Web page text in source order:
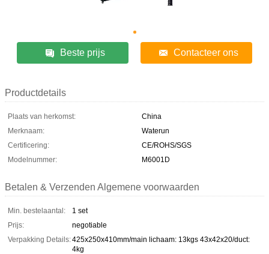
Beste prijs Contacteer ons
Productdetails
Plaats van herkomst:
China
Merknaam:
Waterun
Certificering:
CE/ROHS/SGS
Modelnummer:
M6001D
Betalen & Verzenden Algemene voorwaarden
Min. bestelaantal:
1 set
Prijs:
negotiable
Verpakking Details:425x250x410mm/main lichaam: 13kgs 43x42x20/duct:
4kg